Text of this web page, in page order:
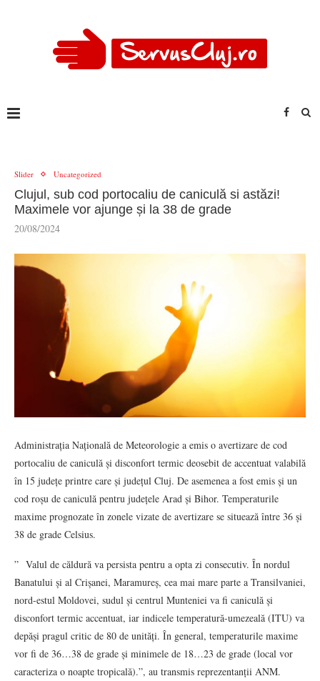
Slider Uncategorized
Clujul, sub cod portocaliu de caniculă si astăzi!
Maximele vor ajunge și la 38 de grade
20/08/2024
Administrația Națională de Meteorologie a emis o avertizare de cod
portocaliu de caniculă și disconfort termic deosebit de accentuat valabilă
în 15 județe printre care și județul Cluj. De asemenea a fost emis și un
cod roșu de caniculă pentru județele Arad și Bihor. Temperaturile
maxime prognozate în zonele vizate de avertizare se situează între 36 și
38 de grade Celsius.
” Valul de căldură va persista pentru a opta zi consecutiv. În nordul
Banatului și al Crișanei, Maramureș, cea mai mare parte a Transilvaniei,
nord-estul Moldovei, sudul și centrul Munteniei va fi caniculă și
disconfort termic accentuat, iar indicele temperatură-umezeală (ITU) va
depăși pragul critic de 80 de unități. În general, temperaturile maxime
vor fi de 36…38 de grade și minimele de 18…23 de grade (local vor
caracteriza o noapte tropicală).”, au transmis reprezentanții ANM.